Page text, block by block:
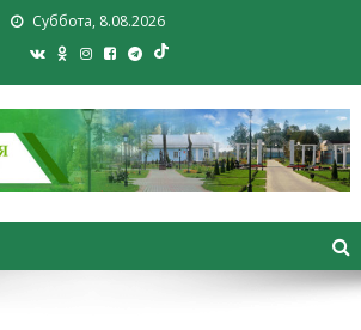
Суббота, 8.08.2026
Хойнiцкiя навiны.
Хойник. Районная